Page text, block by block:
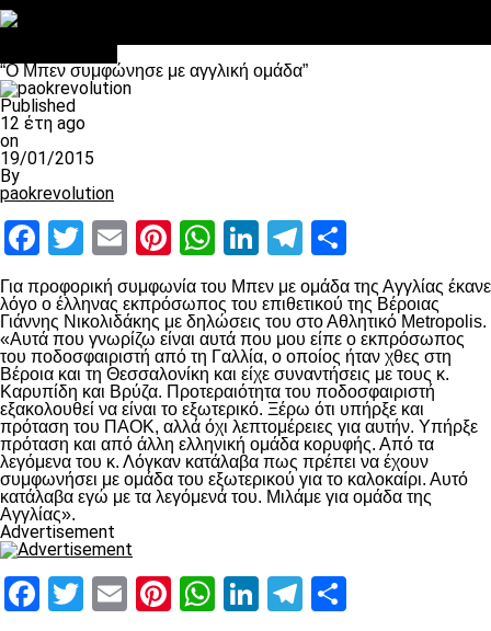
“O Μπεν συμφώνησε με αγγλική ομάδα”
Published
12 έτη ago
on
19/01/2015
By
paokrevolution
Facebook
Twitter
EmailPinterest
WhatsApp
LinkedIn
Telegram
Για προφορική συμφωνία του Μπεν με ομάδα της Αγγλίας έκανε
λόγο ο έλληνας εκπρόσωπος του επιθετικού της Βέροιας
Γιάννης Νικολιδάκης με δηλώσεις του στο Αθλητικό Metropolis.
«Αυτά που γνωρίζω είναι αυτά που μου είπε ο εκπρόσωπος
του ποδοσφαιριστή από τη Γαλλία, ο οποίος ήταν χθες στη
Βέροια και τη Θεσσαλονίκη και είχε συναντήσεις με τους κ.
Καρυπίδη και Βρύζα. Προτεραιότητα του ποδοσφαιριστή
εξακολουθεί να είναι το εξωτερικό. Ξέρω ότι υπήρξε και
πρόταση του ΠΑΟΚ, αλλά όχι λεπτομέρειες για αυτήν. Υπήρξε
πρόταση και από άλλη ελληνική ομάδα κορυφής. Από τα
λεγόμενα του κ. Λόγκαν κατάλαβα πως πρέπει να έχουν
συμφωνήσει με ομάδα του εξωτερικού για το καλοκαίρι. Αυτό
κατάλαβα εγώ με τα λεγόμενά του. Μιλάμε για ομάδα της
Αγγλίας».
Advertisement
Facebook
Twitter
EmailPinterest
WhatsApp
LinkedIn
Telegram